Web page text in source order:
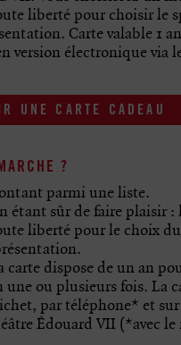
liberté pour choisir le
Carte valable 1
version électronique via
UNE CARTE CADEAU
?
parmi une liste.
étant sûr de faire plaisir :
liberté pour le choix
carte dispose de un an
une ou plusieurs fois. La
par téléphone* et
Édouard VII (*avec le